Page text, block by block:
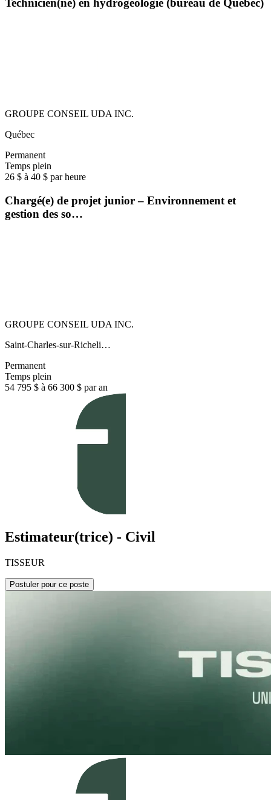
Technicien(ne) en hydrogéologie (bureau de Québec)
GROUPE CONSEIL UDA INC.
Québec
Permanent
Temps plein
26 $ à 40 $ par heure
Chargé(e) de projet junior – Environnement et
gestion des so…
GROUPE CONSEIL UDA INC.
Saint-Charles-sur-Richeli…
Permanent
Temps plein
54 795 $ à 66 300 $ par an
Estimateur(trice) - Civil
TISSEUR
Postuler pour ce poste